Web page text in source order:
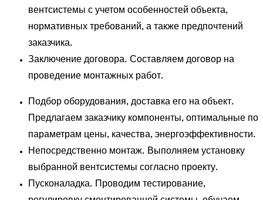
вентсистемы с учетом особенностей объекта,
нормативных требований, а также предпочтений
заказчика.
Заключение договора. Составляем договор на
проведение монтажных работ.
Подбор оборудования, доставка его на объект.
Предлагаем заказчику компоненты, оптимальные по
параметрам цены, качества, энергоэффективности.
Непосредственно монтаж. Выполняем установку
выбранной вентсистемы согласно проекту.
Пусконаладка. Проводим тестирование,